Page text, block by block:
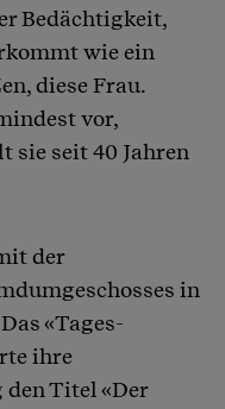
Bedächtigkeit,
wie ein
diese Frau.
vor,
sie seit 40 Jahren
der
in
«Tages-
ihre
Titel «Der